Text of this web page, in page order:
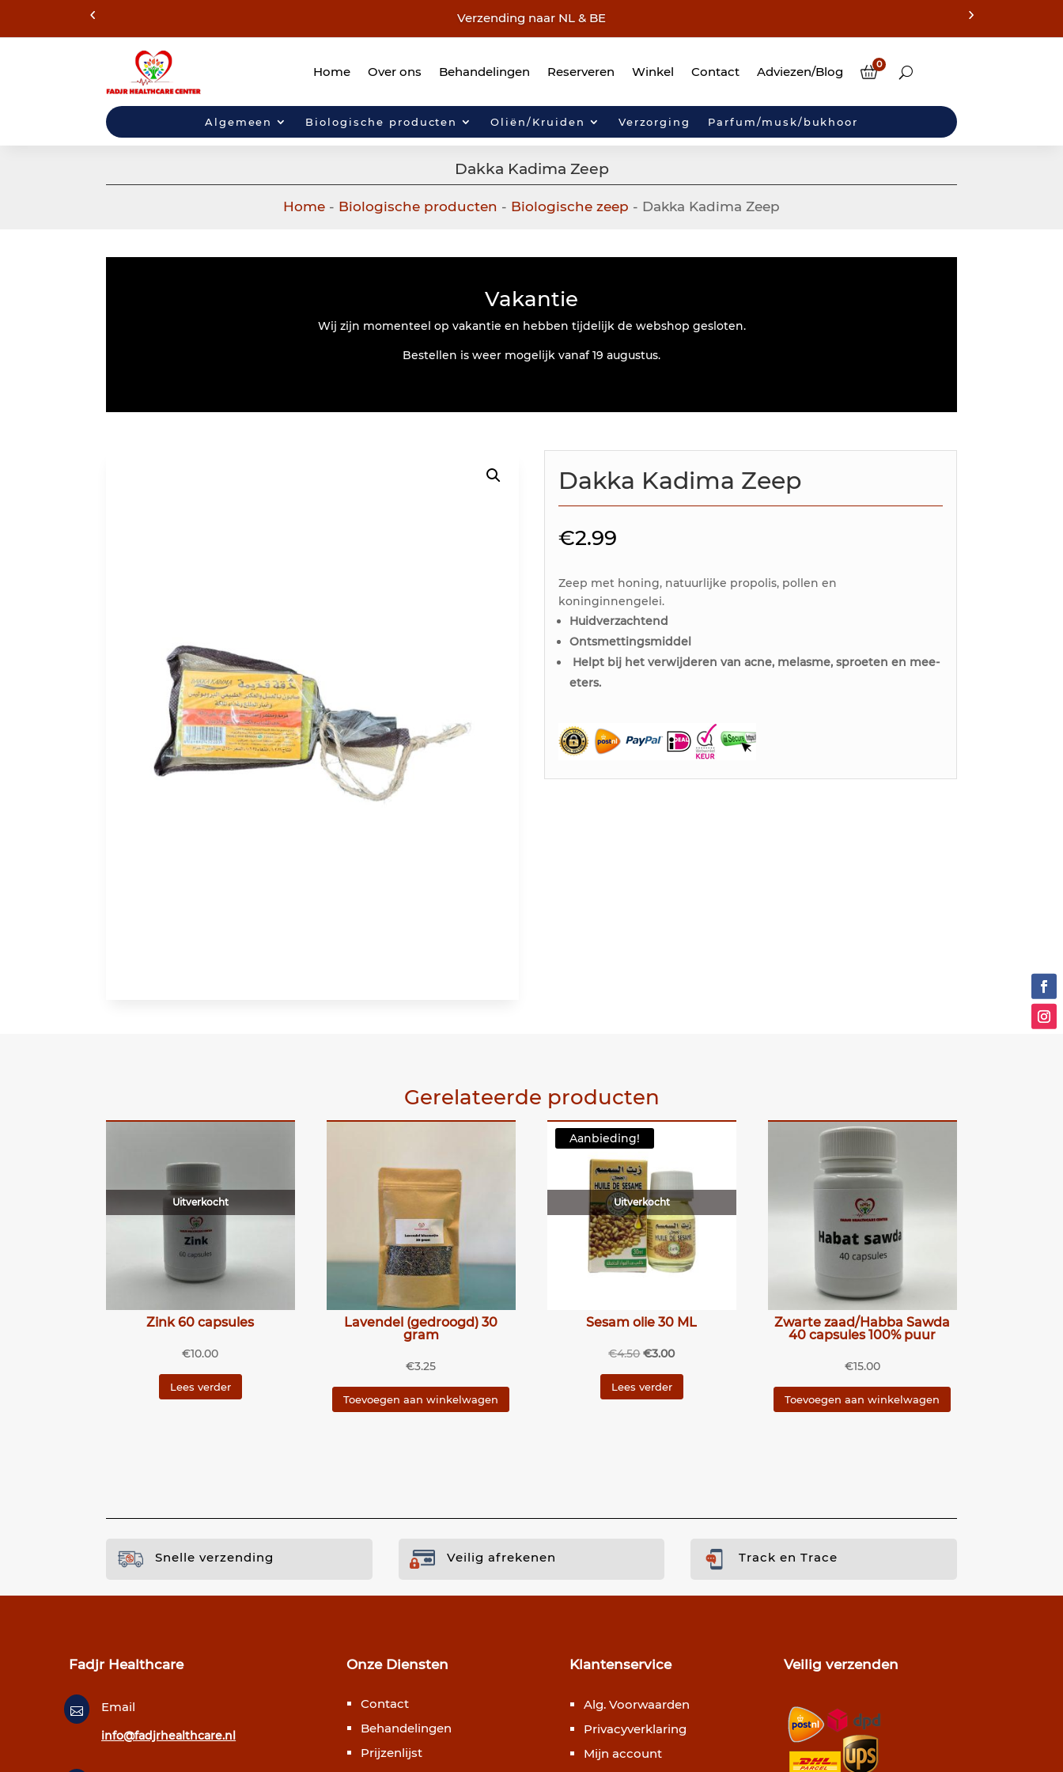
Verzending naar NL & BE
Home Over ons Behandelingen Reserveren Winkel Contact Adviezen/Blog 0
Algemeen Biologische producten Oliën/Kruiden Verzorging Parfum/musk/bukhoor
Dakka Kadima Zeep
Home - Biologische producten - Biologische zeep - Dakka Kadima Zeep
Vakantie
Wij zijn momenteel op vakantie en hebben tijdelijk de webshop gesloten.
Bestellen is weer mogelijk vanaf 19 augustus.
Dakka Kadima Zeep
€2.99
Zeep met honing, natuurlijke propolis, pollen en
koninginnengelei.
Huidverzachtend
Ontsmettingsmiddel
Helpt bij het verwijderen van acne, melasme, sproeten en mee-
eters.
Gerelateerde producten
Uitverkocht
Zink 60 capsules
€10.00
Lees verder
Lavendel (gedroogd) 30
gram
€3.25
Toevoegen aan winkelwagen
Aanbieding!
Uitverkocht
Sesam olie 30 ML
€4.50Oorspronkelijke
prijs
was:
€3.00Huidige
prijs
is:
Lees verder
Zwarte zaad/Habba Sawda
40 capsules 100% puur
€15.00
Toevoegen aan winkelwagen
Snelle verzending Veilig afrekenen Track en Trace
Fadjr Healthcare
 Email
info@fadjrhealthcare.nl
Onze Diensten
Contact
Behandelingen
Prijzenlijst
Klantenservice
Alg. Voorwaarden
Privacyverklaring
Mijn account
Veilig verzenden